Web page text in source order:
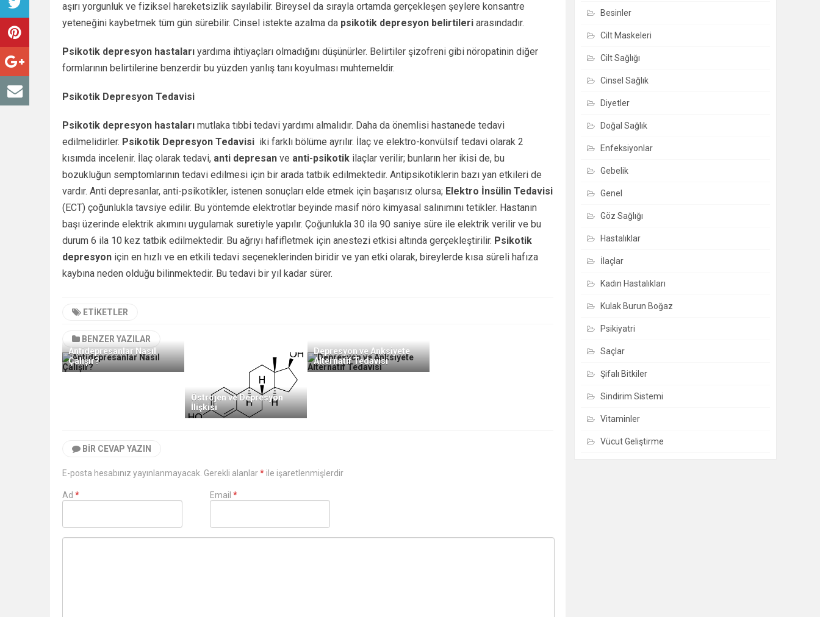
aşırı yorgunluk ve fiziksel hareketsizlik sayılabilir. Bireysel da sırayla ortamda gerçekleşen şeylere konsantre
yeteneğini kaybetmek tüm gün sürebilir. Cinsel istekte azalma da psikotik depresyon belirtileri arasındadır.
Psikotik depresyon hastaları yardıma ihtiyaçları olmadığını düşünürler. Belirtiler şizofreni gibi nöropatinin diğer
formlarının belirtilerine benzerdir bu yüzden yanlış tanı koyulması muhtemeldir.
Psikotik Depresyon Tedavisi
Psikotik depresyon hastaları mutlaka tıbbi tedavi yardımı almalıdır. Daha da önemlisi hastanede tedavi
edilmelidirler. Psikotik Depresyon Tedavisi iki farklı bölüme ayrılır. İlaç ve elektro-konvülsif tedavi olarak 2
kısımda incelenir. İlaç olarak tedavi, anti depresan ve anti-psikotik ilaçlar verilir; bunların her ikisi de, bu
bozukluğun semptomlarının tedavi edilmesi için bir arada tatbik edilmektedir. Antipsikotiklerin bazı yan etkileri de
vardır. Anti depresanlar, anti-psikotikler, istenen sonuçları elde etmek için başarısız olursa; Elektro İnsülin Tedavisi
(ECT) çoğunlukla tavsiye edilir. Bu yöntemde elektrotlar beyinde masif nöro kimyasal salınımını tetikler. Hastanın
başı üzerinde elektrik akımını uygulamak suretiyle yapılır. Çoğunlukla 30 ila 90 saniye süre ile elektrik verilir ve bu
durum 6 ila 10 kez tatbik edilmektedir. Bu ağrıyı hafifletmek için anestezi etkisi altında gerçekleştirilir. Psikotik
depresyon için en hızlı ve en etkili tedavi seçeneklerinden biridir ve yan etki olarak, bireylerde kısa süreli hafıza
kaybına neden olduğu bilinmektedir. Bu tedavi bir yıl kadar sürer.
ETIKETLER
BENZER YAZILAR
Antidepresanlar Nasıl
Çalışır?
Östrojen ve Depresyon
İlişkisi
Depresyon ve Anksiyete
Alternatif Tedavisi
BIR CEVAP YAZIN
E-posta hesabınız yayınlanmayacak. Gerekli alanlar* ile işaretlenmişlerdir
Ad * Email *
Besinler
Cilt Maskeleri
Cilt Sağlığı
Cinsel Sağlık
Diyetler
Doğal Sağlık
Enfeksiyonlar
Gebelik
Genel
Göz Sağlığı
Hastalıklar
İlaçlar
Kadın Hastalıkları
Kulak Burun Boğaz
Psikiyatri
Saçlar
Şifalı Bitkiler
Sindirim Sistemi
Vitaminler
Vücut Geliştirme